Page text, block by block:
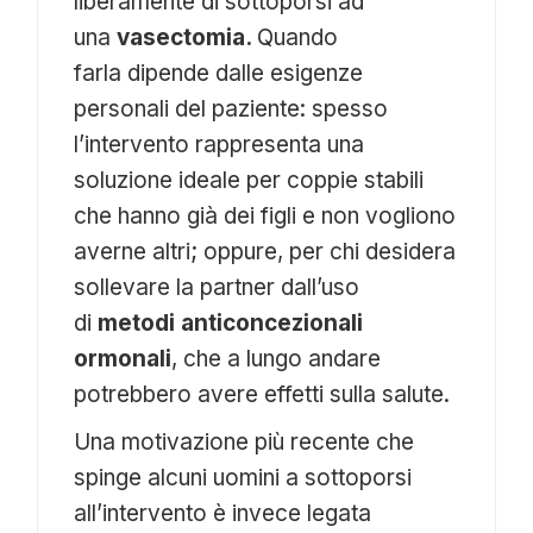
unavasectomia. Quando
farla dipende dalle esigenze
personali del paziente: spesso
l’intervento rappresenta una
soluzione ideale per coppie stabili
che hanno già dei figli e non vogliono
averne altri; oppure, per chi desidera
sollevare la partner dall’uso
di metodi anticoncezionali
ormonali, che a lungo andare
potrebbero avere effetti sulla salute.
Una motivazione più recente che
spinge alcuni uomini a sottoporsi
all’intervento è invece legata